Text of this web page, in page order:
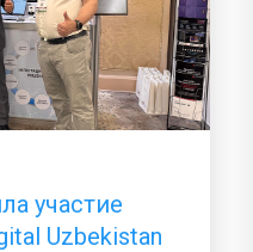
участие
Uzbekistan